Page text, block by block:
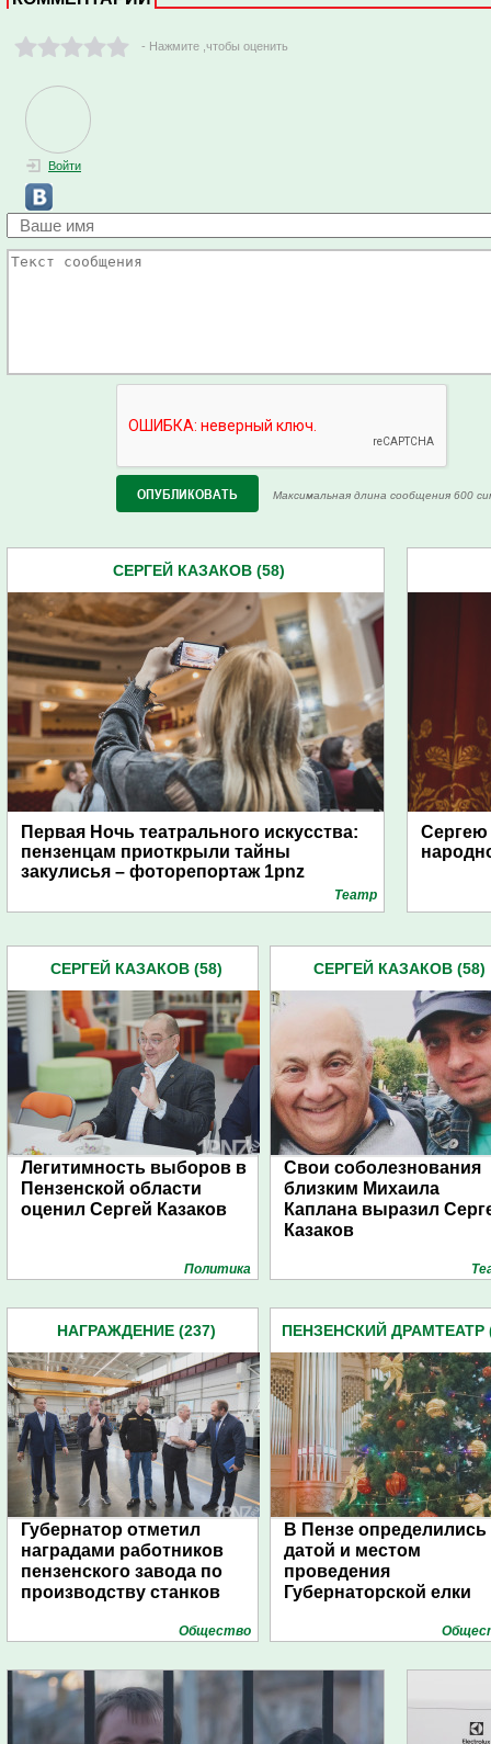
- Нажмите ,чтобы оценить
Войти
Максимальная длина сообщения 600
СЕРГЕЙ КАЗАКОВ (58)
Первая Ночь театрального искусства:
пензенцам приоткрыли тайны
закулисья – фоторепортаж 1pnz
Театр
Сергею
СЕРГЕЙ КАЗАКОВ (58)
Легитимность выборов в
Пензенской области
оценил Сергей Казаков
Политика
СЕРГЕЙ КАЗАКОВ (58)
Свои соболезнования
близким Михаила
Каплана выразил
Казаков
НАГРАЖДЕНИЕ (237)
Губернатор отметил
наградами работников
пензенского завода по
производству станков
Общество
ПЕНЗЕНСКИЙ ДРАМТЕАТР
В Пензе определились
датой и местом
проведения
Губернаторской елки